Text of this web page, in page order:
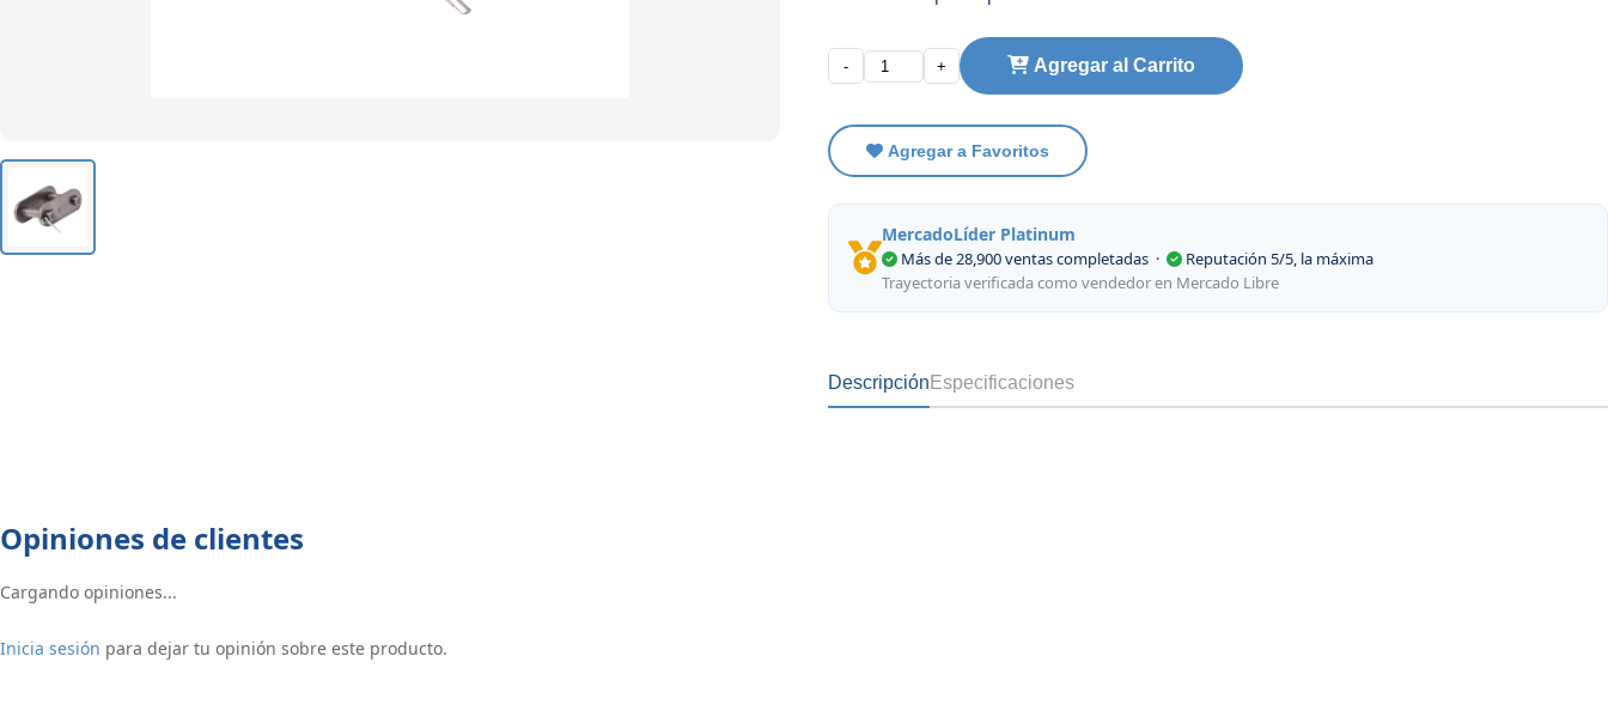
- + Agregar al Carrito
Agregar a Favoritos
MercadoLíder Platinum
Más de 28,900 ventas completadas ·
Reputación 5/5, la máxima
Trayectoria verificada como vendedor en Mercado Libre
Descripción Especificaciones
Opiniones de clientes
Cargando opiniones...
Inicia sesión para dejar tu opinión sobre este producto.